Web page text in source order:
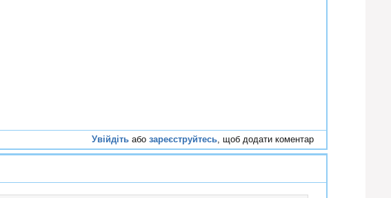
Увійдіть або зареєструйтесь , щоб додати коментар